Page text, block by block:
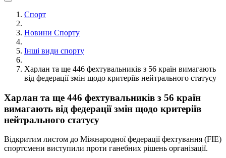
Спорт
Новини Спорту
Інші види спорту
Харлан та ще 446 фехтувальників з 56 країн вимагають
від федерації змін щодо критеріїв нейтрального статусу
Харлан та ще 446 фехтувальників з 56 країн
вимагають від федерації змін щодо критеріїв
нейтрального статусу
Відкритим листом до Міжнародної федерації фехтування (FIE)
спортсмени виступили проти ганебних рішень організації.